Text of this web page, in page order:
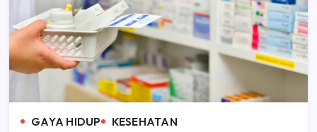
GAYA HIDUP KESEHATAN